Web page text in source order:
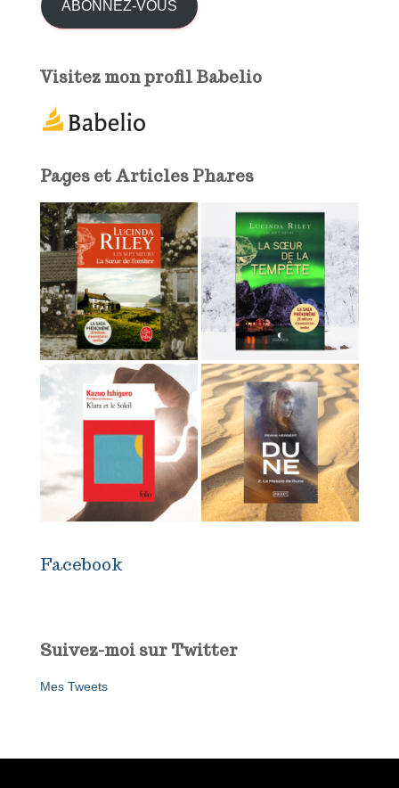
s
s
a
ABONNEZ-VOUS
Visitez mon profil Babelio
Pages et Articles Phares
Facebook
Suivez-moi sur Twitter
Mes Tweets